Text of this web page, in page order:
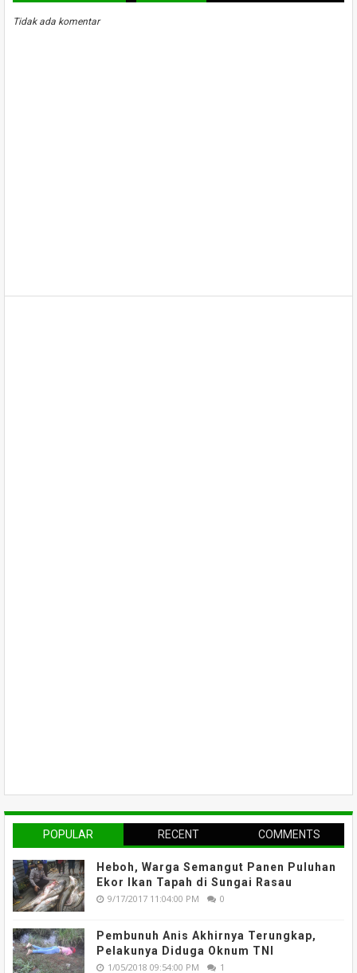
Tidak ada komentar
POPULAR RECENT COMMENTS
Heboh, Warga Semangut Panen Puluhan
Ekor Ikan Tapah di Sungai Rasau
9/17/2017 11:04:00 PM 0
Pembunuh Anis Akhirnya Terungkap,
Pelakunya Diduga Oknum TNI
1/05/2018 09:54:00 PM 1